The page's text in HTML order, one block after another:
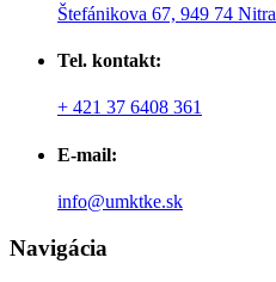
Štefánikova 67, 949 74 Nitra
Tel. kontakt:
+ 421 37 6408 361
E-mail:
info@umktke.sk
Navigácia